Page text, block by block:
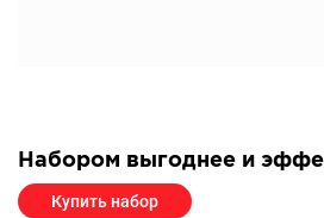
Набором выгоднее и
Купить набор